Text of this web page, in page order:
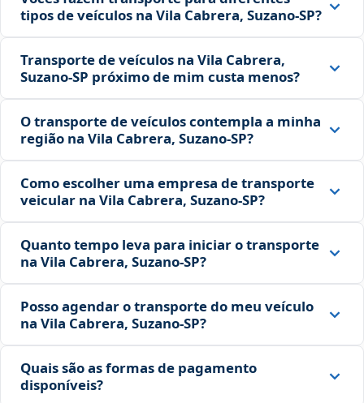
tipos de veículos na Vila Cabrera, Suzano‑SP?
Transporte de veículos na Vila Cabrera,
Suzano‑SP próximo de mim custa menos?
O transporte de veículos contempla a minha
região na Vila Cabrera, Suzano‑SP?
Como escolher uma empresa de transporte
veicular na Vila Cabrera, Suzano‑SP?
Quanto tempo leva para iniciar o transporte
na Vila Cabrera, Suzano‑SP?
Posso agendar o transporte do meu veículo
na Vila Cabrera, Suzano‑SP?
Quais são as formas de pagamento
disponíveis?